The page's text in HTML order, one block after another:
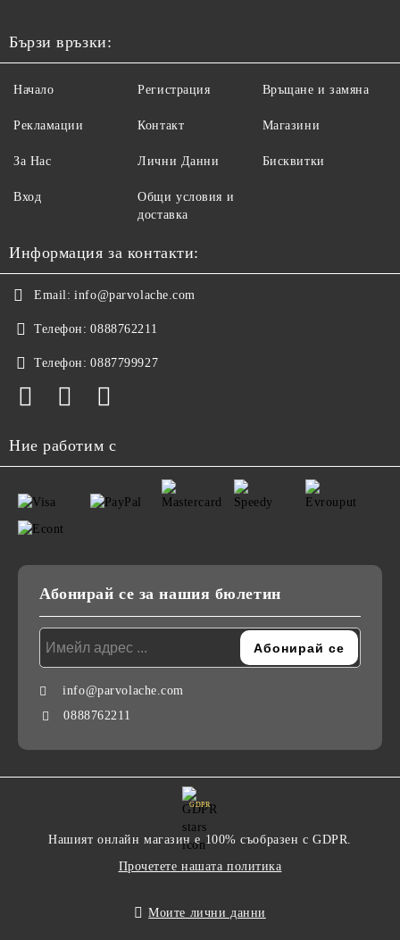
Бързи връзки:
Начало
Рекламации
За Нас
Вход
Регистрация
Контакт
Лични Данни
Общи условия и
доставка
Връщане и замяна
Магазини
Бисквитки
Информация за контакти:
Email: info@parvolache.com
Телефон: 0888762211
Телефон: 0887799927
Ние работим с
Абонирай се за нашия бюлетин
info@parvolache.com
0888762211
GDPR
Нашият онлайн магазин е 100% съобразен с GDPR.
Прочетете нашата политика
Моите лични данни